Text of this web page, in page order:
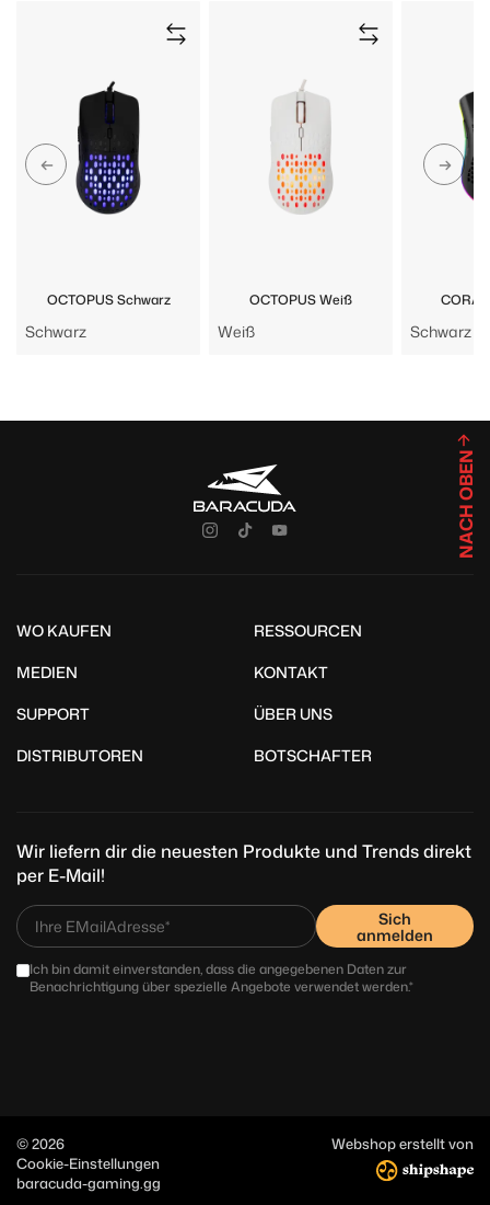
OCTOPUS Schwarz
Schwarz
OCTOPUS Weiß
Weiß Schwarz
WO KAUFEN
RESSOURCEN
MEDIEN
KONTAKT
SUPPORT
ÜBER UNS
DISTRIBUTOREN
BOTSCHAFTER
Wir liefern dir die neuesten Produkte und Trends direkt
per E-Mail!
Sich
anmelden
Ich bin damit einverstanden, dass die angegebenen Daten zur
Benachrichtigung über spezielle Angebote verwendet werden.*
NACH OBEN
© 2026
Cookie-Einstellungen
baracuda-gaming.gg
Webshop erstellt von